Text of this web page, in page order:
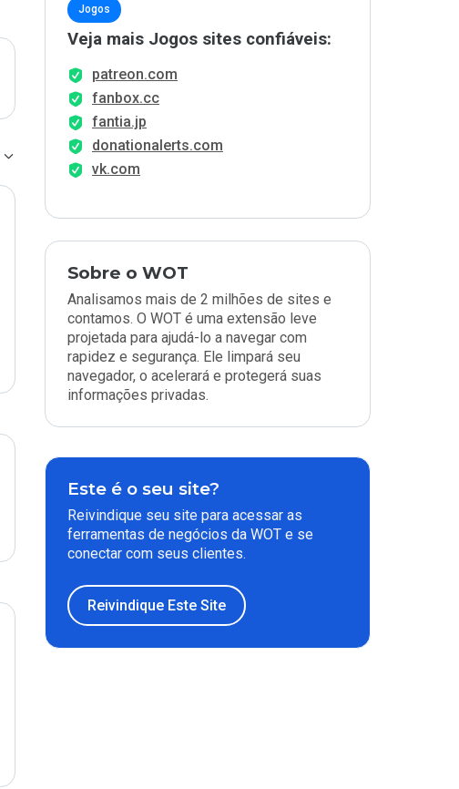
Jogos
Veja mais Jogos sites confiáveis:
patreon.com
fanbox.cc
fantia.jp
donationalerts.com
vk.com
Sobre o WOT
Analisamos mais de 2 milhões de sites e
contamos. O WOT é uma extensão leve
projetada para ajudá-lo a navegar com
rapidez e segurança. Ele limpará seu
navegador, o acelerará e protegerá suas
informações privadas.
Este é o seu site?
Reivindique seu site para acessar as
ferramentas de negócios da WOT e se
conectar com seus clientes.
Reivindique Este Site